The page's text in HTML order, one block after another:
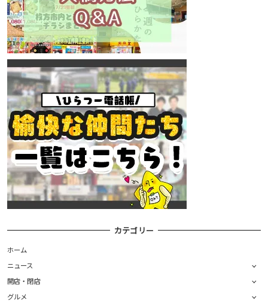
カテゴリー
ホーム
ニュース
開店・閉店
グルメ